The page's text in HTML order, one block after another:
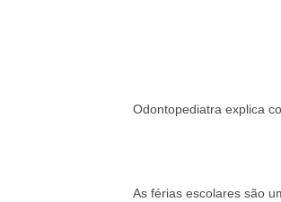
Odontopediatra explica
As férias escolares são